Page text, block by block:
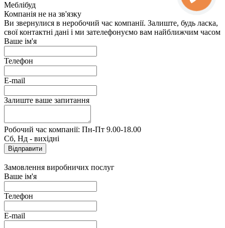
Меблібуд
Компанія не на зв'язку
Ви звернулися в неробочий час компанії. Залиште, будь ласка,
свої контактні дані і ми зателефонуємо вам найближчим часом
Ваше ім'я
Телефон
E-mail
Залиште ваше запитання
Робочий час компанії: Пн-Пт 9.00-18.00
Сб, Нд - вихідні
Замовлення виробничих послуг
Ваше ім'я
Телефон
E-mail